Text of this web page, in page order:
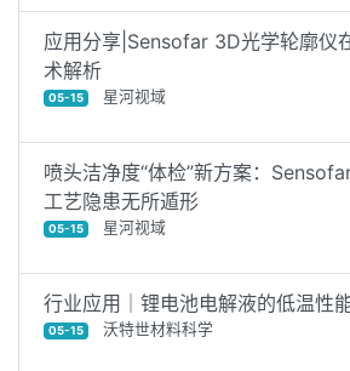
应用分享|Sensofar 3D光学轮廓仪
术解析
05-15 星河视域
喷头洁净度“体检”新方案：
工艺隐患无所遁形
05-15 星河视域
行业应用｜锂电池电解液的低温性
05-15 沃特世材料科学